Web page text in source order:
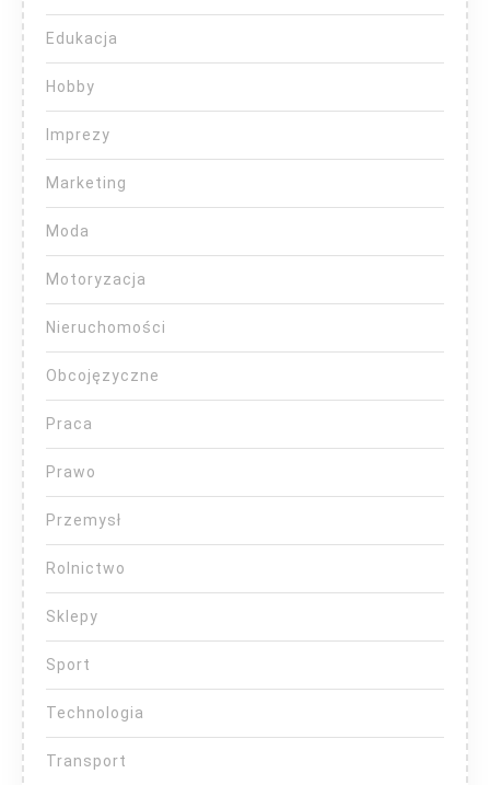
Edukacja
Hobby
Imprezy
Marketing
Moda
Motoryzacja
Nieruchomości
Obcojęzyczne
Praca
Prawo
Przemysł
Rolnictwo
Sklepy
Sport
Technologia
Transport